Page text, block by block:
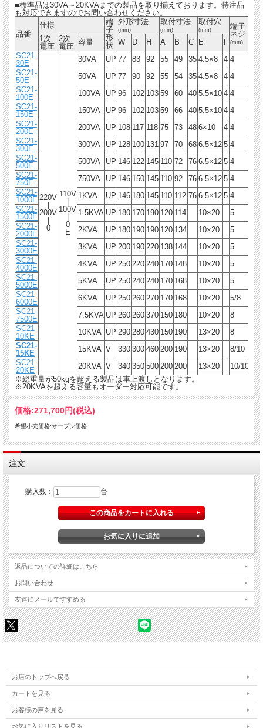
■標準品は30VA～20KVAまでの製品を取り揃えております。特注品
も対応できますのでお問い合わせください。
品番
仕様
端
子
形
状
外形寸法
(mm)
取付寸法
(mm)
取付穴
(mm)
端子
ネジ
(mm)
絶
縁
種
類
1次
電圧
2次
電圧 容量 W D H A B C E
F
SC21-
30E
220V
200V
0
110V
100V
0
E
30VA UP 77 83 92 55 49 35 4.5×8 4 4 A
SC21-
50E
50VA UP 77 90 92 55 54 35 4.5×8 4 4 A
SC21-
100E
100VA UP 96 102 103 59 60 40 5.5×10 4 4 E
SC21-
150E
150VA UP 96 102 103 59 66 40 5.5×10 4 4 E
SC21-
200E
200VA UP 108 117 118 75 73 48 6×10 4 4 E
SC21-
300E
300VA UP 128 100 131 97 70 68 6.5×12 5 4 E
SC21-
500E
500VA UP 146 122 145 110 72 76 6.5×12 5 4 E
SC21-
750E
750VA UP 146 150 145 110 92 76 6.5×12 5 4 E
SC21-
1000E
1KVA UP 146 180 145 110 112 76 6.5×12 5 4 E
SC21-
1500E
1.5KVA UP 180 170 190 120 114 10×20 5 B
SC21-
2000E
2KVA UP 180 190 190 120 134 10×20 5 B
SC21-
3000E
3KVA UP 200 190 220 138 144 10×20 5 F
SC21-
4000E
4KVA UP 250 220 240 170 148 10×20 5 F
SC21-
5000E
5KVA UP 250 240 240 170 168 10×20 5 F
SC21-
6000E
6KVA UP 250 260 270 170 168 10×20 5/8 F
SC21-
7500E
7.5KVA UP 260 260 370 150 180 10×20 8 F
SC21-
10KE
10KVA UP 290 280 430 150 190 13×20 8 F
SC21-
15KE
15KVA V 330 300 460 200 190 13×20 8/10 H
SC21-
20KE
20KVA V 340 350 500 200 200 13×20 10/10 H
※総重量が50kgを超える製品は車上渡しとなります。
※20KVAを超える容量もオーダー対応可能です。
価格:271,700円(税込)
希望小売価格:オープン価格
注文
購入数： 台
返品についての詳細はこちら
お問い合わせ
友達にメールですすめる
お店のトップへ戻る
カートを見る
お客様の声を見る
お気に入りリストを見る